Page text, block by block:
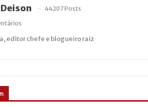
44207 Posts
editor chefe e blogueiro raiz